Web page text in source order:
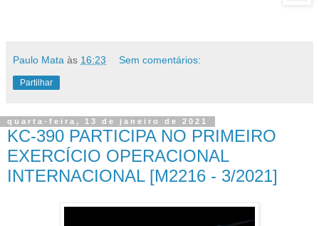
Paulo Mata às 16:23 Sem comentários:
Partilhar
quarta-feira, 13 de janeiro de 2021
KC-390 PARTICIPA NO PRIMEIRO
EXERCÍCIO OPERACIONAL
INTERNACIONAL [M2216 - 3/2021]